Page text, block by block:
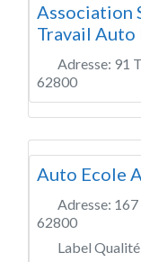
Association
Travail Auto
Adresse: 91
62800
Auto Ecole
Adresse: 167
62800
Label